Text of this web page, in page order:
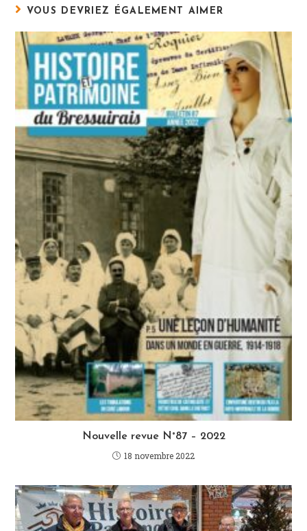
VOUS DEVRIEZ ÉGALEMENT AIMER
Nouvelle revue N°87 – 2022
18 novembre 2022